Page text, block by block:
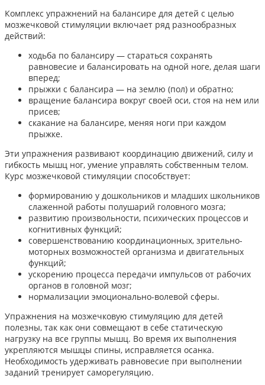
Комплекс упражнений на балансире для детей с целью
мозжечковой стимуляции включает ряд разнообразных
действий:
ходьба по балансиру — стараться сохранять
равновесие и балансировать на одной ноге, делая шаги
вперед;
прыжки с балансира — на землю (пол) и обратно;
вращение балансира вокруг своей оси, стоя на нем или
присев;
скакание на балансире, меняя ноги при каждом
прыжке.
Эти упражнения развивают координацию движений, силу и
гибкость мышц ног, умение управлять собственным телом.
Курс мозжечковой стимуляции способствует:
формированию у дошкольников и младших школьников
слаженной работы полушарий головного мозга;
развитию произвольности, психических процессов и
когнитивных функций;
совершенствованию координационных, зрительно-
моторных возможностей организма и двигательных
функций;
ускорению процесса передачи импульсов от рабочих
органов в головной мозг;
нормализации эмоционально-волевой сферы.
Упражнения на мозжечковую стимуляцию для детей
полезны, так как они совмещают в себе статическую
нагрузку на все группы мышц. Во время их выполнения
укрепляются мышцы спины, исправляется осанка.
Необходимость удерживать равновесие при выполнении
заданий тренирует саморегуляцию.